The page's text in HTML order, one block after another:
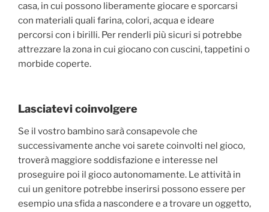
casa, in cui possono liberamente giocare e sporcarsi
con materiali quali farina, colori, acqua e ideare
percorsi con i birilli. Per renderli più sicuri si potrebbe
attrezzare la zona in cui giocano con cuscini, tappetini o
morbide coperte.
Lasciatevi coinvolgere
Se il vostro bambino sarà consapevole che
successivamente anche voi sarete coinvolti nel gioco,
troverà maggiore soddisfazione e interesse nel
proseguire poi il gioco autonomamente. Le attività in
cui un genitore potrebbe inserirsi possono essere per
esempio una sfida a nascondere e a trovare un oggetto,